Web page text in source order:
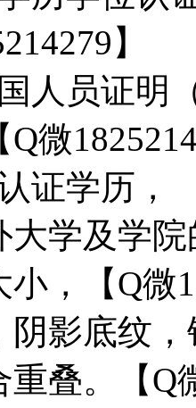
】
人员证明
微
证学历，
大学及学
，【Q微
阴影底纹
叠。【Q